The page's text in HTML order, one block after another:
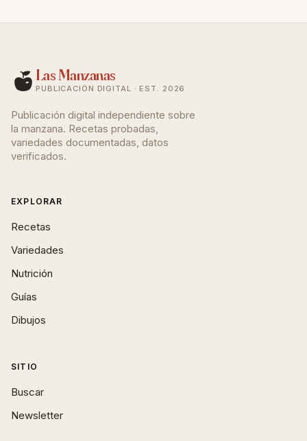
Las Manzanas
PUBLICACIÓN DIGITAL · EST. 2026
Publicación digital independiente sobre
la manzana. Recetas probadas,
variedades documentadas, datos
verificados.
EXPLORAR
Recetas
Variedades
Nutrición
Guías
Dibujos
SITIO
Buscar
Newsletter